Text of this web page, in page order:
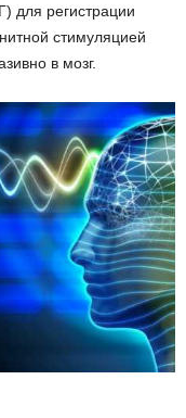
для регистрации
стимуляцией
в мозг.